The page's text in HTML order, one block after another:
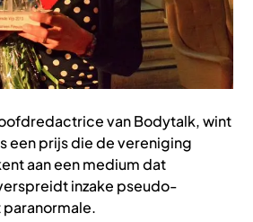
van Bodytalk, wint
een prijs die de vereniging
aan een medium dat
inzake pseudo-